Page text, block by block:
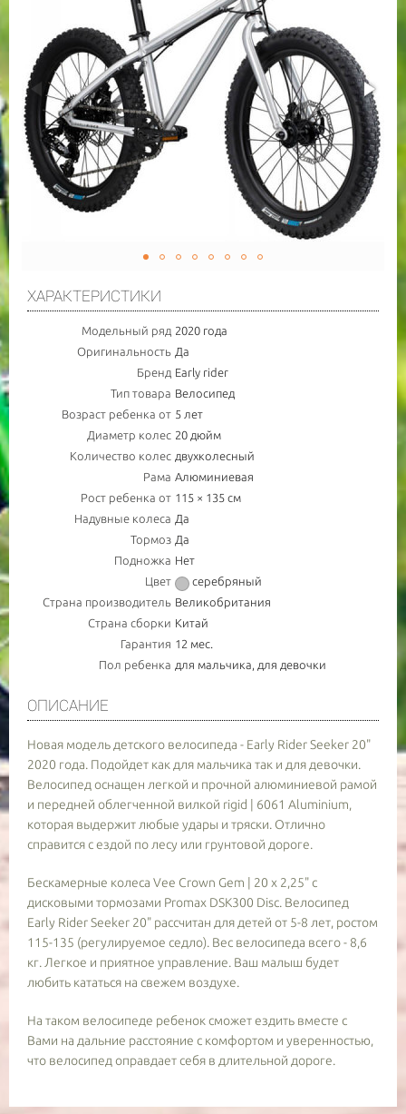
ХАРАКТЕРИСТИКИ
Модельный ряд 2020 года
Оригинальность Да
Бренд Early rider
Тип товара Велосипед
Возраст ребенка от 5 лет
Диаметр колес 20 дюйм
Количество колес двухколесный
Рама Алюминиевая
Рост ребенка от 115 × 135 см
Надувные колеса Да
Тормоз Да
Подножка Нет
Цвет
серебряный
Страна производитель Великобритания
Страна сборки Китай
Гарантия 12 мес.
Пол ребенка для мальчика, для девочки
ОПИСАНИЕ
Новая модель детского велосипеда - Early Rider Seeker 20"
2020 года. Подойдет как для мальчика так и для девочки.
Велосипед оснащен легкой и прочной алюминиевой рамой
и передней облегченной вилкой rigid | 6061 Aluminium,
которая выдержит любые удары и тряски. Отлично
справится с ездой по лесу или грунтовой дороге.
Бескамерные колеса Vee Crown Gem | 20 х 2,25" с
дисковыми тормозами Promax DSK300 Disc. Велосипед
Early Rider Seeker 20" рассчитан для детей от 5-8 лет, ростом
115-135 (регулируемое седло). Вес велосипеда всего - 8,6
кг. Легкое и приятное управление. Ваш малыш будет
любить кататься на свежем воздухе.
На таком велосипеде ребенок сможет ездить вместе с
Вами на дальние расстояние с комфортом и уверенностью,
что велосипед оправдает себя в длительной дороге.
УВЕДОМИТЬ О НАЛИЧИИ ТОВАРА
НОМЕР МОБ. ТЕЛЕФОНА (SMS)
Cообщим о примерной дате доставки товара
- обязательно к заполнению